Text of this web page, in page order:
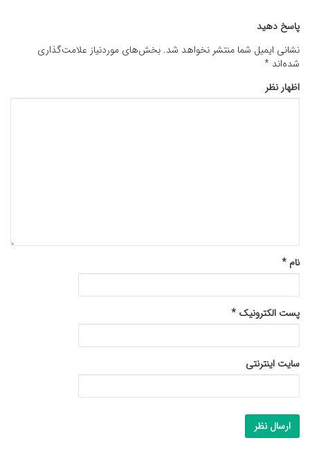
پاسخ دهید
نشانی ایمیل شما منتشر نخواهد شد. بخش‌های موردنیاز علامت‌گذاری
شده‌اند *
اظهار نظر
نام *
پست الکترونیک *
سایت اینترنتی